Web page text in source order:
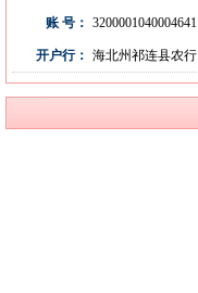
账 号： 3200001040004641
开户行： 海北州祁连县农行